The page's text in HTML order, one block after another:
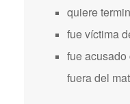
quiere
fue víctima
fue
fuera del